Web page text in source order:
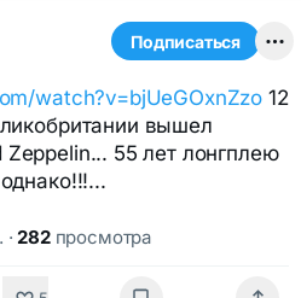
Подписаться
watch?v=bjUeGOxnZzo 12
вышел
55 лет лонгплею
· 282просмотра